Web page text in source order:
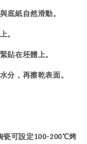
底紙自然滑動。
。
貼在坯體上。
分，再擦乾表面。
瓷可設定100-200℃烤